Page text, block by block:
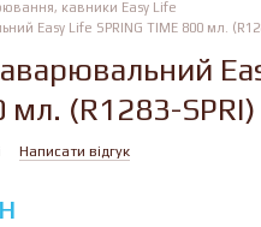
кавники Easy Life
Easy Life SPRING TIME 800 мл.
мл. (R1283-SPRI)
Написати відгук